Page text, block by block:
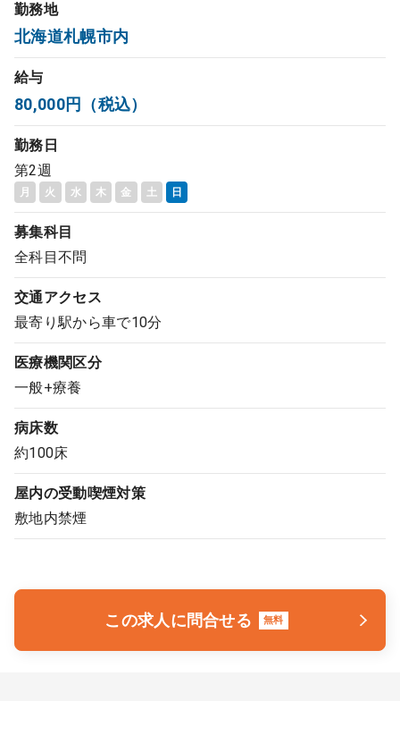
DtoDの転職・アルバイト支援
コンサルタント
成功事例
転職ノウハウ
受付時間
0120-337-613
クリニック開業
お問合せ
採用をお考えの医療機関の方
勤務地
北海道札幌市内
給与
80,000円（税込）
勤務日
第2週
月 火 水 木 金 土 日
募集科目
全科目不問
交通アクセス
最寄り駅から車で10分
医療機関区分
一般+療養
病床数
約100床
屋内の受動喫煙対策
敷地内禁煙
この求人に問合せる 無料